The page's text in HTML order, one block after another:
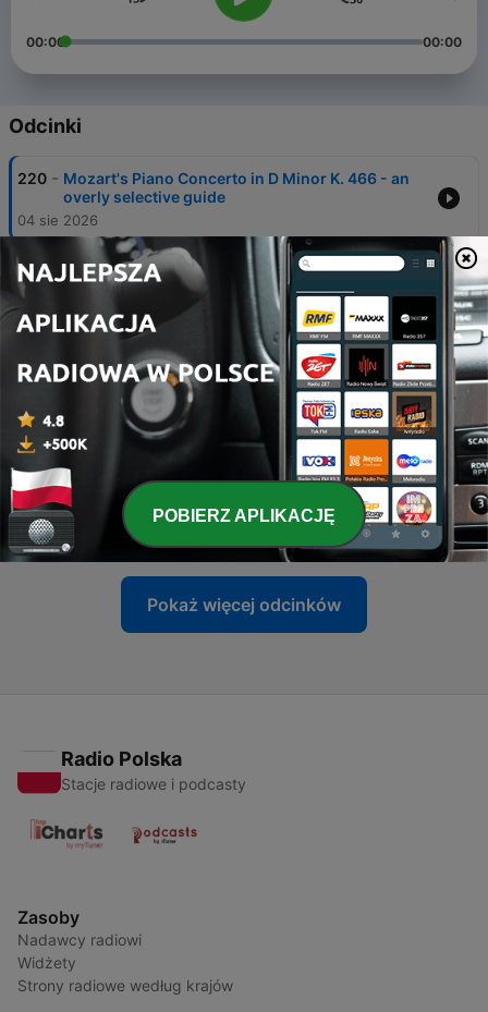
00:00 00:00
Odcinki
220 - Mozart's Piano Concerto in D Minor K. 466 - an
overly selective guide
04 sie 2026
219
Francesco Piemontesi's Stellar Liszt Sonata &
Etudes
Chopin's Introduction & Rondo Op. 16 on Disc
20 lip 2026
217 - Hans Otte's The Book of Sounds
13 lip 2026
216 - Maximianno Cobra: Slower than slow, and even
slower!
06 lip 2026
Pokaż więcej odcinków
Radio Polska
Stacje radiowe i podcasty
Zasoby
Nadawcy radiowi
Widżety
Strony radiowe według krajów
POBIERZ APLIKACJĘ